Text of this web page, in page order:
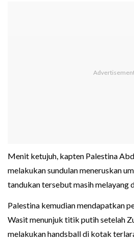
Menit ketujuh, kapten Palestina
melakukan sundulan meneruskan
tandukan tersebut masih melayang
Palestina kemudian mendapatkan
Wasit menunjuk titik putih setelah
melakukan handsball di kotak